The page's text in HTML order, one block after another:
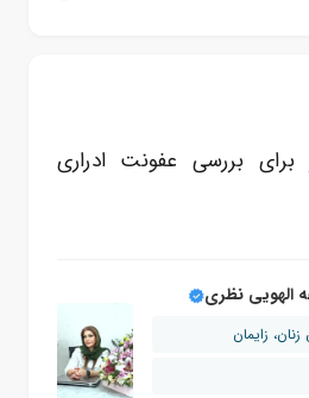
برای بررسی عفونت ادراری
الهویی نظری
زایمان